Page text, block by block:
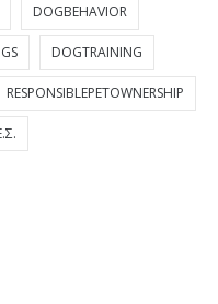
DOGBEHAVIOR
DOGTRAINING
RESPONSIBLEPETOWNERSHIP